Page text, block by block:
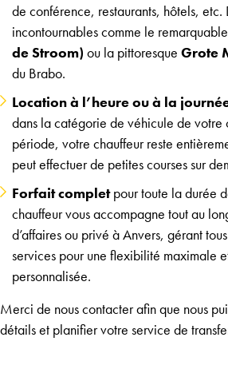
de conférence, restaurants, hôtels, etc.
incontournables comme le remarquable
de Stroom) ou la pittoresque Grote
du Brabo.
Location à l’heure ou à la
dans la catégorie de véhicule de votre
période, votre chauffeur reste
peut effectuer de petites courses sur
Forfait completpour toute la durée
chauffeur vous accompagne tout au
d’affaires ou privé à Anvers, gérant
services pour une flexibilité maximale
personnalisée.
Merci de nous contacter afin que nous
détails et planifier votre service de